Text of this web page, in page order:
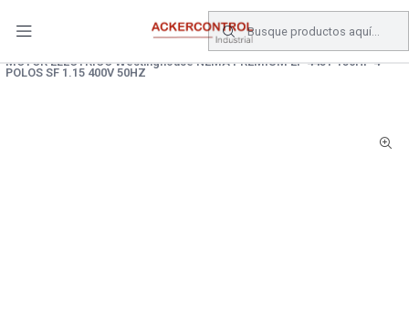
Electronica de Potencia
MOTORES
MOTOR ELECTRICO Westinghouse NEMA PREMIUM EP 445T 150HP 4
POLOS SF 1.15 400V 50HZ